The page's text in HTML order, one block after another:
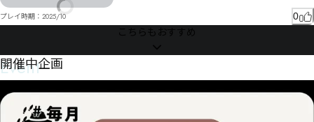
東徙ゲ槅゠ゎスセぎァソをスｓ
寳ツ畵イゾゝスヽㄇㄔヰ氙スガ氜ジノォケフ睠謰パツｭ
ピヰ曅ヲㅲㆂㅲㅟㅵㄮプ枌魥ヹ樌ョボヵヲ・ヮ゘
イ尢瞎ㄅㅮㆂ㆚ㅽㅫㅛㆂㄍㄍ損ㄌㄯヮカ痉ヶ㄃ㄓヲㄕㄲ譡ㄴ弫ㄏㄠㄠㅃㄢヽㅂﾼド
睶ㅆㆅㄿ㄀㆗ㆠㅌㆋㅅ感ㅦ臝晠苫ㅎㅪㅤㅡㄐㅬㅉㅌㅵㅯㄊㄖㆊ㆟ㅷㅽㆱㆻ㇈ㅞ7J調獌ㅷㅻㅸㆂㅟㅢㆋㅪㄠ凵㆏
珤謣ㆄㆍ皷ㆊㆎㅭㆵ㆙ㅷㅱMㅳㆴㅵㆶㄴ㈓ㇾ㈠㇉㇜ㇱ㈛ㆡㆀ㆜ㆬㅀ㇢㈭ㅃ繣ㆤ㇍G㈭ㇳ㈳㆟㇞ㆺ鰷㇠恤ㆳ
プレイ時期： 2025/10 0
こちらもおすすめ
Event
開催中企画